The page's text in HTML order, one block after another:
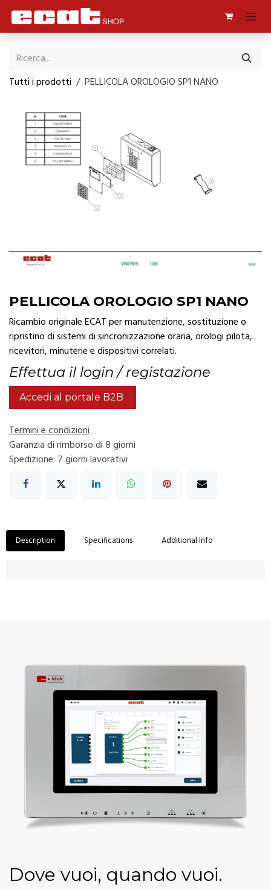
Passa al contenuto
Tutti i prodotti PELLICOLA OROLOGIO SP1 NANO
PELLICOLA OROLOGIO SP1 NANO
Ricambio originale ECAT per manutenzione, sostituzione o
ripristino di sistemi di sincronizzazione oraria, orologi pilota,
ricevitori, minuterie e dispositivi correlati.
Effettua il login / registazione
Accedi al portale B2B
Termini e condizioni
Garanzia di rimborso di 8 giorni
Spedizione: 7 giorni lavorativi
Description Specifications Additional Info
Dove vuoi, quando vuoi.